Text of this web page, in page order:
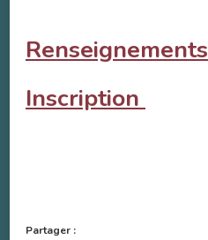
Renseignements
Inscription
Partager :